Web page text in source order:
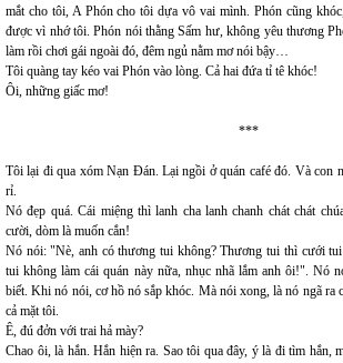
mắt cho tôi, A Phón cho tôi dựa vô vai mình. Phón cũng
được vì nhớ tôi. Phón nói thằng Sấm hư, không yêu thương
làm rồi chơi gái ngoài đó, đêm ngủ nằm mơ nói bậy…
Tôi quàng tay kéo vai Phón vào lòng. Cả hai đứa tỉ tê khóc!
Ôi, những giấc mơ!
***
Tôi lại đi qua xóm Nạn Đán. Lại ngồi ở quán café đó. Và con
rỉ.
Nó đẹp quá. Cái miệng thì lanh cha lanh chanh chát chát
cười, dòm là muốn cắn!
Nó nói: "Nè, anh có thương tui không? Thương tui thì cưới
tui không làm cái quán này nữa, nhục nhã lắm anh ôi!". Nó
biết. Khi nó nói, cơ hồ nó sắp khóc. Mà nói xong, là nó ngã ra
cả mặt tôi.
Ê, đú đởn với trai hả mày?
Chao ôi, là hắn. Hắn hiện ra. Sao tôi qua đây, ý là đi tìm hắn,